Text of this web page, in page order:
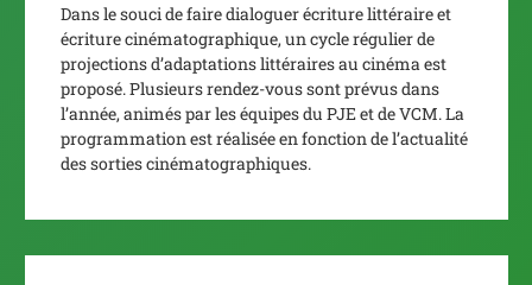
Dans le souci de faire dialoguer écriture littéraire et
écriture cinématographique, un cycle régulier de
projections d’adaptations littéraires au cinéma est
proposé. Plusieurs rendez-vous sont prévus dans
l’année, animés par les équipes du PJE et de VCM. La
programmation est réalisée en fonction de l’actualité
des sorties cinématographiques.